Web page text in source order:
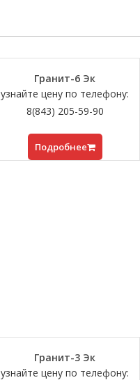
Гранит-6 Эк
узнайте цену по телефону:
8(843) 205-59-90
Подробнее
Гранит-3 Эк
узнайте цену по телефону: